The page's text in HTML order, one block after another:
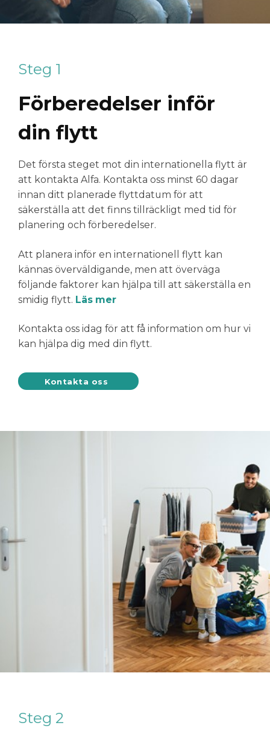
Steg 1
Förberedelser inför
din flytt
Det första steget mot din internationella flytt är
att kontakta Alfa. Kontakta oss minst 60 dagar
innan ditt planerade flyttdatum för att
säkerställa att det finns tillräckligt med tid för
planering och förberedelser.
Att planera inför en internationell flytt kan
kännas överväldigande, men att överväga
följande faktorer kan hjälpa till att säkerställa en
smidig flytt. Läs mer
Kontakta oss idag för att få information om hur vi
kan hjälpa dig med din flytt.
Kontakta oss
Steg 2